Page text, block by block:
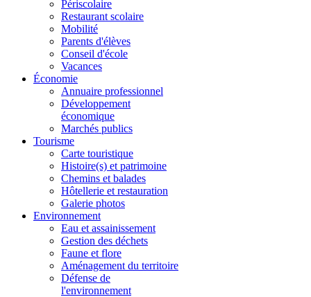
Périscolaire
Restaurant scolaire
Mobilité
Parents d'élèves
Conseil d'école
Vacances
Économie
Annuaire professionnel
Développement
économique
Marchés publics
Tourisme
Carte touristique
Histoire(s) et patrimoine
Chemins et balades
Hôtellerie et restauration
Galerie photos
Environnement
Eau et assainissement
Gestion des déchets
Faune et flore
Aménagement du territoire
Défense de
l'environnement